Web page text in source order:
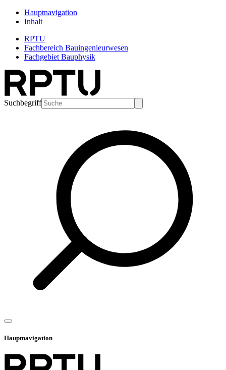
Hauptnavigation
Inhalt
RPTU
Fachbereich Bauingenieurwesen
Fachgebiet Bauphysik
Suchbegriff
Hauptnavigation